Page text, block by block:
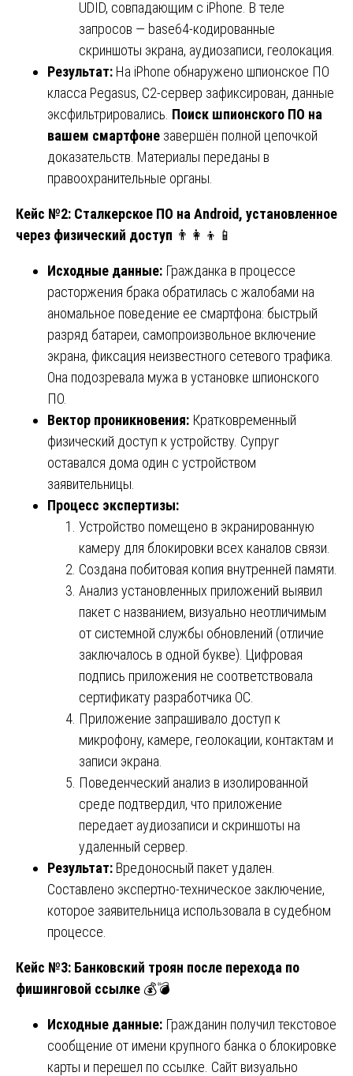
UDID, совпадающим с iPhone. В теле
запросов — base64-кодированные
скриншоты экрана, аудиозаписи, геолокация.
Результат: На iPhone обнаружено шпионское ПО
класса Pegasus, C2-сервер зафиксирован, данные
эксфильтрировались. Поиск шпионского ПО на
вашем смартфоне завершён полной цепочкой
доказательств. Материалы переданы в
правоохранительные органы.
Кейс №2: Сталкерское ПО на Android, установленное
через физический доступ 👨👩👦📱
Исходные данные: Гражданка в процессе
расторжения брака обратилась с жалобами на
аномальное поведение ее смартфона: быстрый
разряд батареи, самопроизвольное включение
экрана, фиксация неизвестного сетевого трафика.
Она подозревала мужа в установке шпионского
ПО.
Вектор проникновения: Кратковременный
физический доступ к устройству. Супруг
оставался дома один с устройством
заявительницы.
Процесс экспертизы:
Устройство помещено в экранированную
камеру для блокировки всех каналов связи.
Создана побитовая копия внутренней памяти.
Анализ установленных приложений выявил
пакет с названием, визуально неотличимым
от системной службы обновлений (отличие
заключалось в одной букве). Цифровая
подпись приложения не соответствовала
сертификату разработчика ОС.
Приложение запрашивало доступ к
микрофону, камере, геолокации, контактам и
записи экрана.
Поведенческий анализ в изолированной
среде подтвердил, что приложение
передает аудиозаписи и скриншоты на
удаленный сервер.
Результат: Вредоносный пакет удален.
Составлено экспертно-техническое заключение,
которое заявительница использовала в судебном
процессе.
Кейс №3: Банковский троян после перехода по
фишинговой ссылке 💰💣
Исходные данные: Гражданин получил текстовое
сообщение от имени крупного банка о блокировке
карты и перешел по ссылке. Сайт визуально